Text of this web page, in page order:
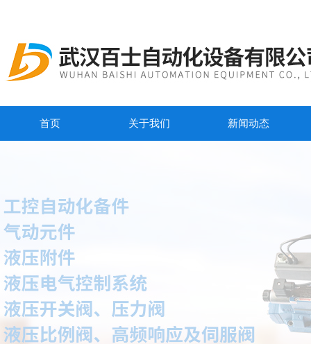
首页 关于我们 新闻动态